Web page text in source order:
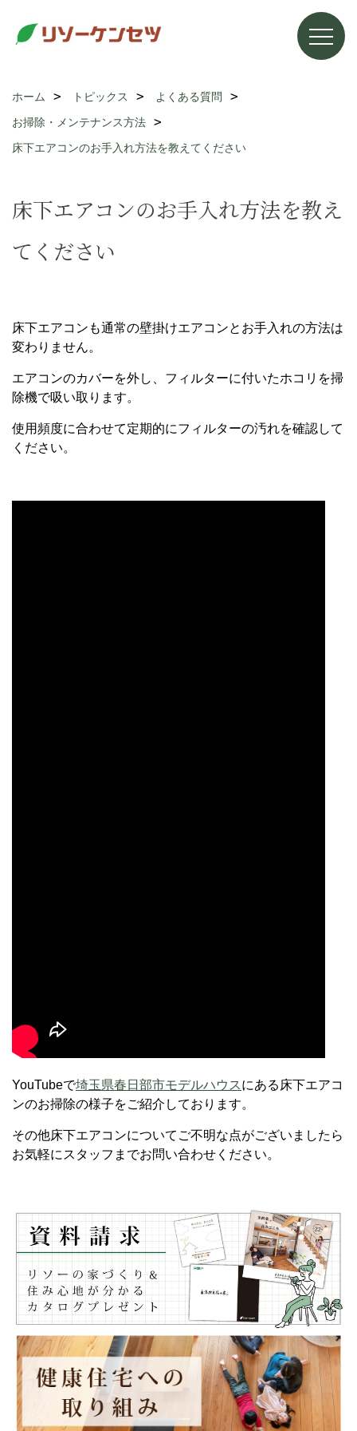
ホーム トピックス
よくある質問
お掃除・メンテナンス方法
床下エアコンのお手入れ方法を教えてください
床下エアコンのお手入れ方法を教え
てください
床下エアコンも通常の壁掛けエアコンとお手入れの方法は
変わりません。
エアコンのカバーを外し、フィルターに付いたホコリを掃
除機で吸い取ります。
使用頻度に合わせて定期的にフィルターの汚れを確認して
ください。
YouTubeで埼玉県春日部市モデルハウスにある床下エアコ
ンのお掃除の様子をご紹介しております。
その他床下エアコンについてご不明な点がございましたら
お気軽にスタッフまでお問い合わせください。